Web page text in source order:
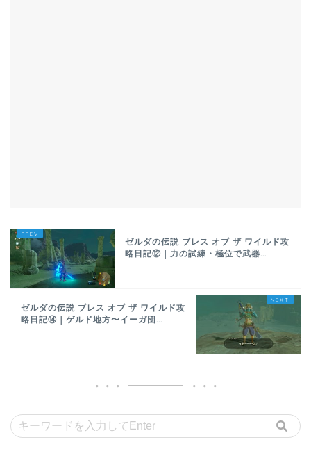
ゼルダの伝説 ブレス オブ ザ ワイルド攻
略日記⑫｜力の試練・極位で武器...
ゼルダの伝説 ブレス オブ ザ ワイルド攻
略日記⑭｜ゲルド地方〜イーガ団...